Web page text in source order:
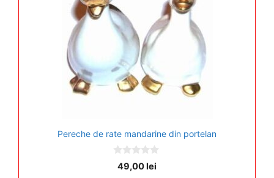
Pereche de rate mandarine din portelan
o49,00lei